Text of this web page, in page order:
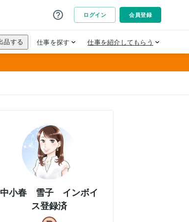
中小春 雪子 インボイ
ス登録済